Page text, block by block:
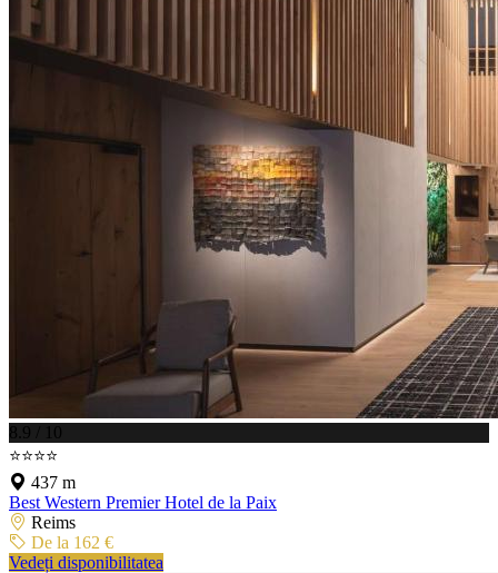
8.9 / 10
⭐⭐⭐⭐
437 m
Best Western Premier Hotel de la Paix
Reims
De la 162 €
Vedeți disponibilitatea